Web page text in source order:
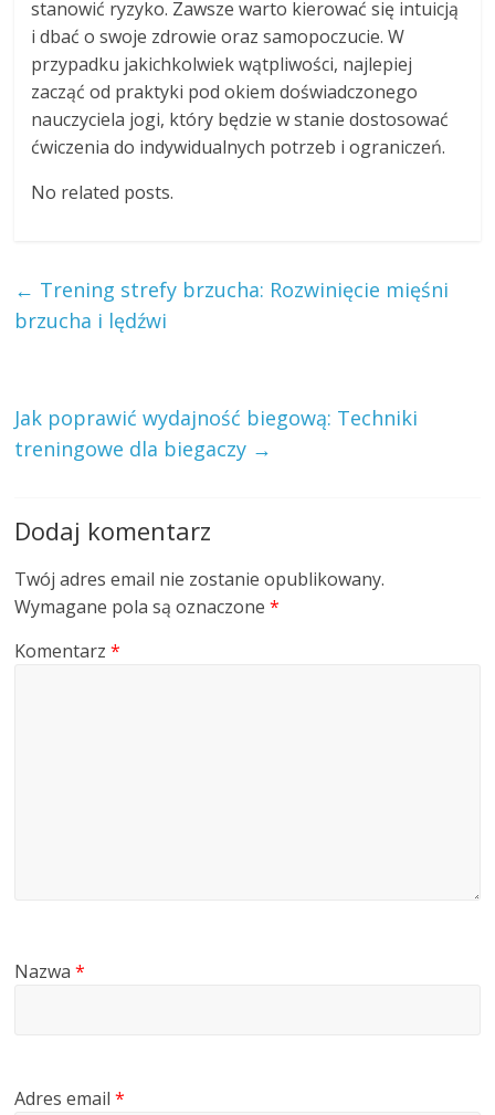
stanowić ryzyko. Zawsze warto kierować się intuicją
i dbać o swoje zdrowie oraz samopoczucie. W
przypadku jakichkolwiek wątpliwości, najlepiej
zacząć od praktyki pod okiem doświadczonego
nauczyciela jogi, który będzie w stanie dostosować
ćwiczenia do indywidualnych potrzeb i ograniczeń.
No related posts.
← Trening strefy brzucha: Rozwinięcie mięśni
brzucha i lędźwi
Jak poprawić wydajność biegową: Techniki
treningowe dla biegaczy →
Dodaj komentarz
Twój adres email nie zostanie opublikowany.
Wymagane pola są oznaczone*
Komentarz*
Nazwa*
Adres email*